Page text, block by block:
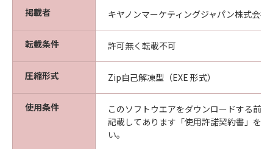
掲載者 キヤノンマーケティングジャパン株式会社
転載条件 許可無く転載不可
圧縮形式 Zip自己解凍型（EXE 形式）
使用条件
このソフトウエアをダウンロードする前
記載してあります「使用許諾契約書」を
い。